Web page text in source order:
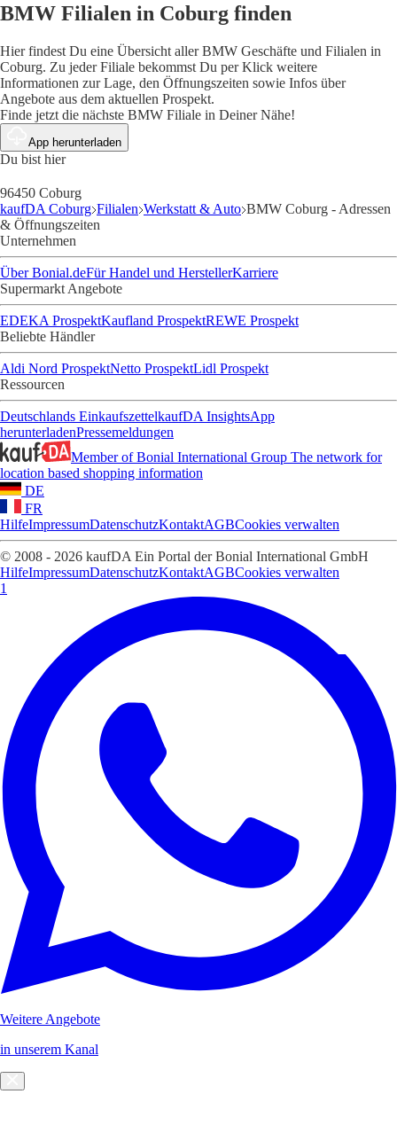
BMW Filialen in Coburg finden
Hier findest Du eine Übersicht aller BMW Geschäfte und Filialen in
Coburg. Zu jeder Filiale bekommst Du per Klick weitere
Informationen zur Lage, den Öffnungszeiten sowie Infos über
Angebote aus dem aktuellen Prospekt.
Finde jetzt die nächste BMW Filiale in Deiner Nähe!
App herunterladen
Du bist hier
96450 Coburg
kaufDA Coburg Filialen Werkstatt & Auto BMW Coburg - Adressen
& Öffnungszeiten
Unternehmen
Über Bonial.deFür Handel und HerstellerKarriere
Supermarkt Angebote
EDEKA ProspektKaufland ProspektREWE Prospekt
Beliebte Händler
Aldi Nord ProspektNetto ProspektLidl Prospekt
Ressourcen
Deutschlands EinkaufszettelkaufDA InsightsApp
herunterladenPressemeldungen
Member of Bonial International Group The network for
location based shopping information
DE
FR
HilfeImpressumDatenschutzKontaktAGBCookies verwalten
© 2008 - 2026 kaufDA Ein Portal der Bonial International GmbH
HilfeImpressumDatenschutzKontaktAGBCookies verwalten
1
Weitere Angebote
in unserem Kanal